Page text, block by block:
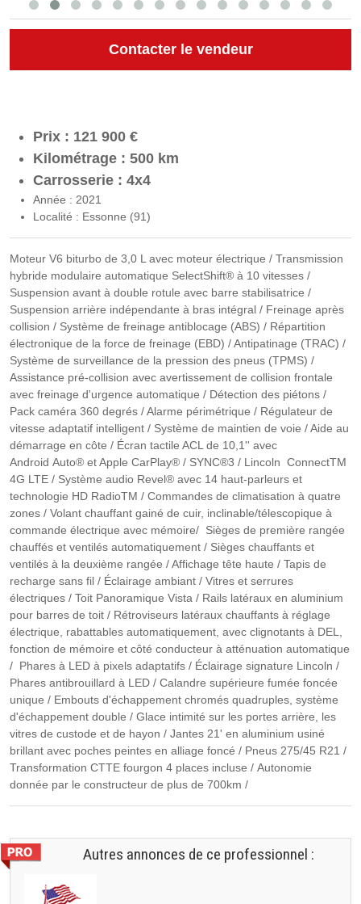
Prix : 121 900 €
Kilométrage : 500 km
Carrosserie : 4x4
Année : 2021
Localité : Essonne (91)
Contacter le vendeur
Moteur V6 biturbo de 3,0 L avec moteur électrique / Transmission
hybride modulaire automatique SelectShift® à 10 vitesses /
Suspension avant à double rotule avec barre stabilisatrice /
Suspension arrière indépendante à bras intégral / Freinage après
collision / Système de freinage antiblocage (ABS) / Répartition
électronique de la force de freinage (EBD) / Antipatinage (TRAC) /
Système de surveillance de la pression des pneus (TPMS) /
Assistance pré-collision avec avertissement de collision frontale
avec freinage d'urgence automatique / Détection des piétons /
Pack caméra 360 degrés / Alarme périmétrique / Régulateur de
vitesse adaptatif intelligent / Système de maintien de voie / Aide au
démarrage en côte / Écran tactile ACL de 10,1'' avec
Android Auto® et Apple CarPlay® / SYNC®3 / Lincoln ConnectTM
4G LTE / Système audio Revel® avec 14 haut-parleurs et
technologie HD RadioTM / Commandes de climatisation à quatre
zones / Volant chauffant gainé de cuir, inclinable/télescopique à
commande électrique avec mémoire/ Sièges de première rangée
chauffés et ventilés automatiquement / Sièges chauffants et
ventilés à la deuxième rangée / Affichage tête haute / Tapis de
recharge sans fil / Éclairage ambiant / Vitres et serrures
électriques / Toit Panoramique Vista / Rails latéraux en aluminium
pour barres de toit / Rétroviseurs latéraux chauffants à réglage
électrique, rabattables automatiquement, avec clignotants à DEL,
fonction de mémoire et côté conducteur à atténuation automatique
/ Phares à LED à pixels adaptatifs / Éclairage signature Lincoln /
Phares antibrouillard à LED / Calandre supérieure fumée foncée
unique / Embouts d'échappement chromés quadruples, système
d'échappement double / Glace intimité sur les portes arrière, les
vitres de custode et de hayon / Jantes 21' en aluminium usiné
brillant avec poches peintes en alliage foncé / Pneus 275/45 R21 /
Transformation CTTE fourgon 4 places incluse / Autonomie
donnée par le constructeur de plus de 700km /
Autres annonces de ce professionnel :